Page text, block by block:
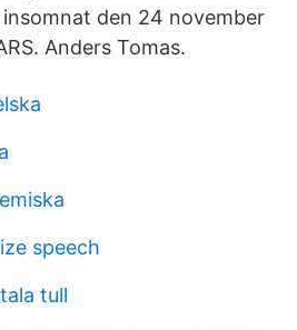
den 24 november
Anders Tomas.
speech
tull